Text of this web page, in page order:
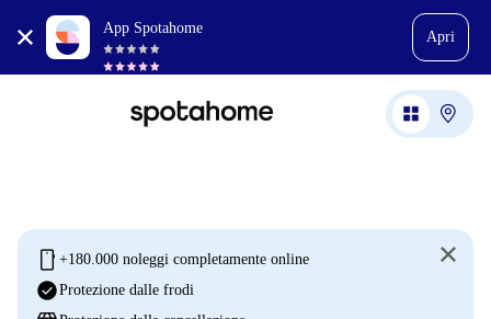
App Spotahome
Apri
mobile +180.000 noleggi completamente online
check_circleProtezione dalle frodi